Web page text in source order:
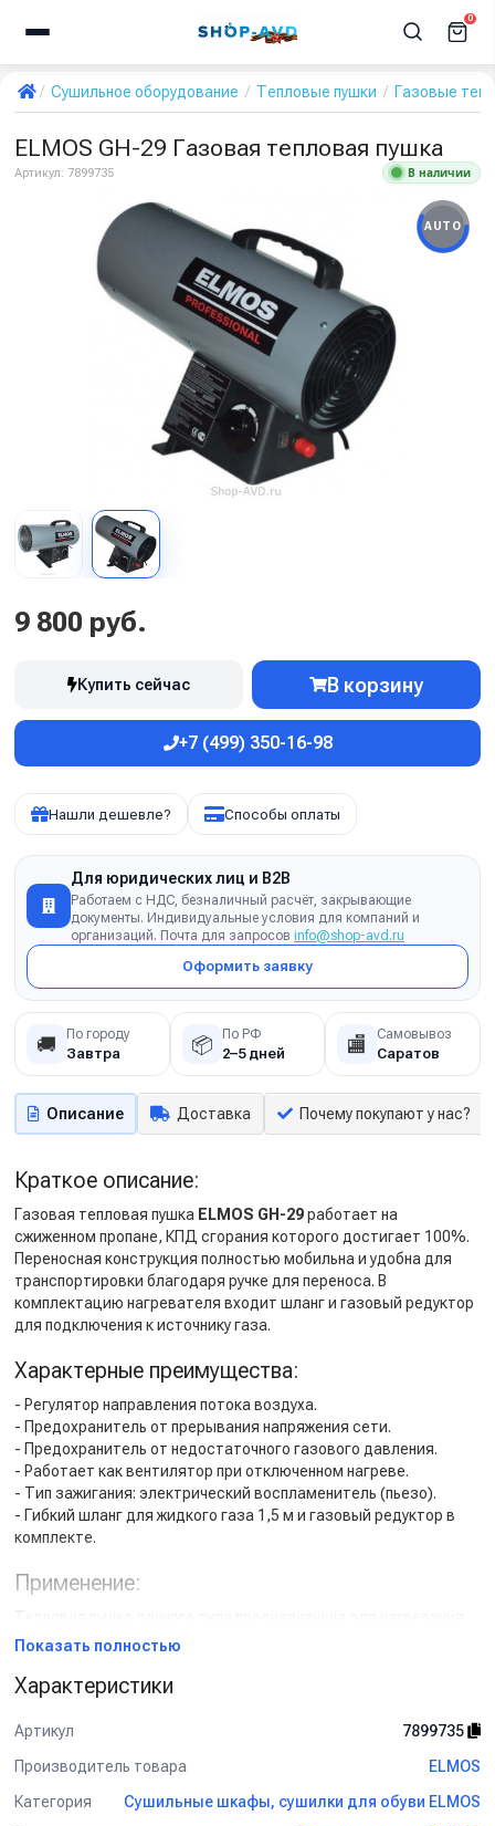
0
Сушильное оборудование Тепловые пушки Газовые
ELMOS GH-29 Газовая тепловая пушка
Артикул: 7899735 В наличии
AUTO
9 800 руб.
Купить сейчас В корзину
+7 (499) 350-16-98
Нашли дешевле? Способы оплаты
Для юридических лиц и B2B
Работаем с НДС, безналичный расчёт, закрывающие
документы. Индивидуальные условия для компаний и
организаций. Почта для запросов info@shop-avd.ru
Оформить заявку
🚚 По городу
Завтра 📦 По РФ
2–5 дней 🏬 Самовывоз
Саратов
Описание Доставка Почему покупают у нас?
Краткое описание:
Газовая тепловая пушка ELMOS GH-29работает на
сжиженном пропане, КПД сгорания которого достигает 100%.
Переносная конструкция полностью мобильна и удобна для
транспортировки благодаря ручке для переноса. В
комплектацию нагревателя входит шланг и газовый редуктор
для подключения к источнику газа.
Характерные преимущества:
- Регулятор направления потока воздуха.
- Предохранитель от прерывания напряжения сети.
- Предохранитель от недостаточного газового давления.
- Работает как вентилятор при отключенном нагреве.
- Тип зажигания: электрический воспламенитель (пьезо).
- Гибкий шланг для жидкого газа 1,5 м и газовый редуктор в
комплекте.
Применение:
или вентиляции воздуха в открытых или постоянно
нагревателя в жилых помещениях и публичных местах.
Показать полностью
Характеристики
Артикул
7899735
Производитель товара
ELMOS
Категория
Сушильные шкафы, сушилки для обуви ELMOS